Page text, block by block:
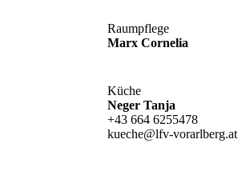
Raumpflege
Marx Cornelia
Küche
Neger Tanja
+43 664 6255478
kueche@lfv-vorarlberg.at